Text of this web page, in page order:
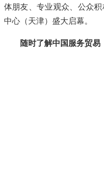
体朋友、专业观众、公众
中心（天津）盛大启幕。
随时了解中国服务贸易